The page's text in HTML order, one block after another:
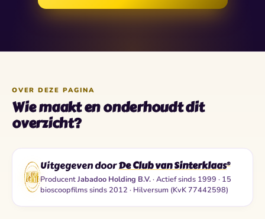
OVER DEZE PAGINA
Wie maakt en onderhoudt dit
overzicht?
Uitgegeven doorDe Club van Sinterklaas®
ProducentJabadoo Holding B.V.· Actief sinds 1999 · 15
bioscoopfilms sinds 2012 · Hilversum (KvK 77442598)